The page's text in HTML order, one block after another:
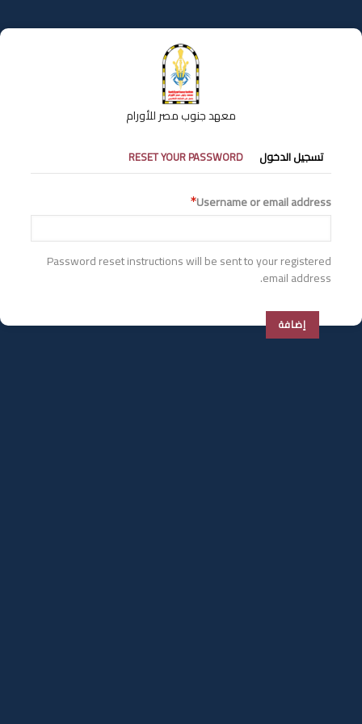
إلى
المحتوى
معهد جنوب مصر للأورام
التبويبات
الأساسية
تسجيل الدخول RESET YOUR PASSWORD
Username or email address
Password reset instructions will be sent to your registered
email address.